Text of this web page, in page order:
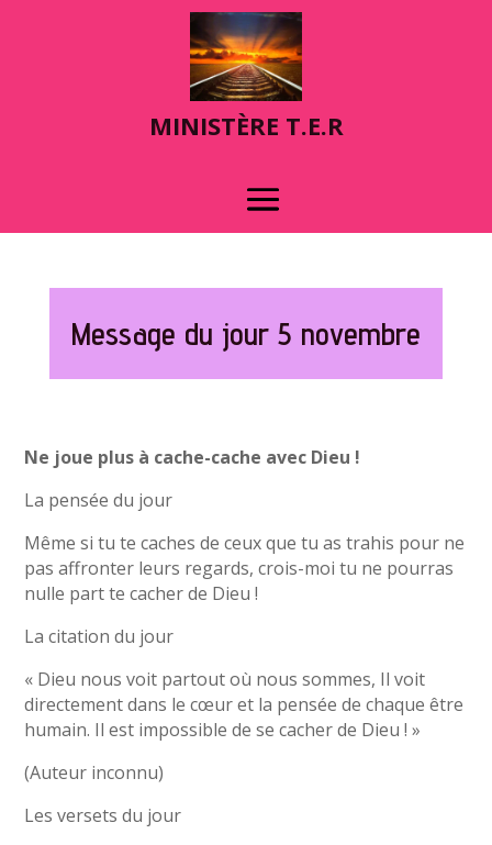
MINISTÈRE T.E.R
Message du jour 5 novembre
Ne joue plus à cache-cache avec Dieu !
La pensée du jour
Même si tu te caches de ceux que tu as trahis pour ne
pas affronter leurs regards, crois-moi tu ne pourras
nulle part te cacher de Dieu !
La citation du jour
« Dieu nous voit partout où nous sommes, Il voit
directement dans le cœur et la pensée de chaque être
humain. Il est impossible de se cacher de Dieu ! »
(Auteur inconnu)
Les versets du jour